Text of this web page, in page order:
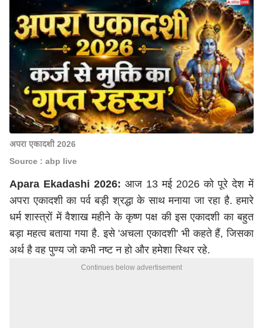
अपरा एकादशी 2026
Source : abp live
Apara Ekadashi 2026: आज 13 मई 2026 को पूरे देश में
अपरा एकादशी का पर्व बड़ी श्रद्धा के साथ मनाया जा रहा है. हमारे
धर्म शास्त्रों में वैशाख महीने के कृष्ण पक्ष की इस एकादशी का बहुत
बड़ा महत्व बताया गया है. इसे 'अचला एकादशी' भी कहते हैं, जिसका
अर्थ है वह पुण्य जो कभी नष्ट न हो और हमेशा स्थिर रहे.
Continues below advertisement